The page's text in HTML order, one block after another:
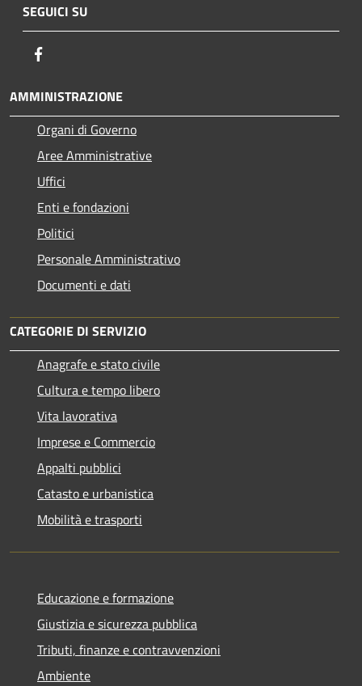
SEGUICI SU
AMMINISTRAZIONE
Organi di Governo
Aree Amministrative
Uffici
Enti e fondazioni
Politici
Personale Amministrativo
Documenti e dati
CATEGORIE DI SERVIZIO
Anagrafe e stato civile
Cultura e tempo libero
Vita lavorativa
Imprese e Commercio
Appalti pubblici
Catasto e urbanistica
Mobilità e trasporti
Educazione e formazione
Giustizia e sicurezza pubblica
Tributi, finanze e contravvenzioni
Ambiente